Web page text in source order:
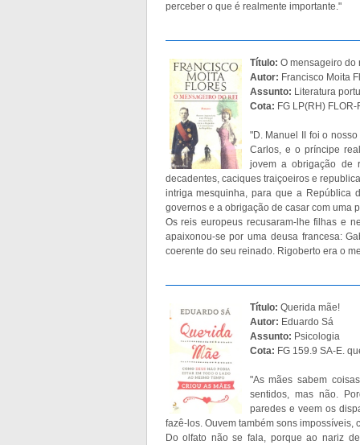
perceber o que é realmente importante."
Título: O mensageiro do
Autor: Francisco Moita
Assunto: Literatura
Cota: FG LP(RH) FLOR-
"D. Manuel II foi o
Carlos, e o príncipe
jovem a obrigação de
decadentes, caciques traiçoeiros e
intriga mesquinha, para que a República
governos e a obrigação de casar com uma
Os reis europeus recusaram-lhe filhas e
apaixonou-se por uma deusa francesa:
coerente do seu reinado. Rigoberto era o
Título: Querida mãe!
Autor: Eduardo Sá
Assunto: Psicologia
Cota: FG 159.9 SA-E.
"As mães sabem
sentidos, mas não.
paredes e veem os
fazê-los. Ouvem também sons impossíveis,
Do olfato não se fala, porque ao nariz